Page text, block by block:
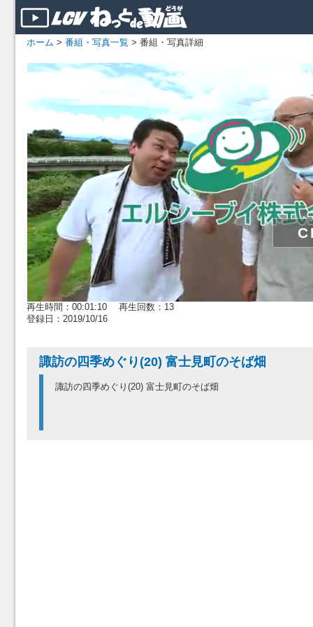
ホーム > 番組・写真一覧 > 番組・写真詳細
再生時間：00:01:10 再生回数：13
登録日：2019/10/16
諏訪の四季めぐり(20) 富士見町のそば畑
諏訪の四季めぐり(20) 富士見町のそば畑